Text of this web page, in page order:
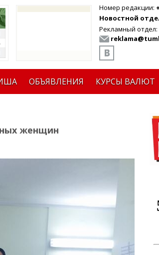
Номер редакции:
Новостной
Рекламный отдел:
ОБЪЯВЛЕНИЯ КУРСЫ ВАЛЮТ
женщин